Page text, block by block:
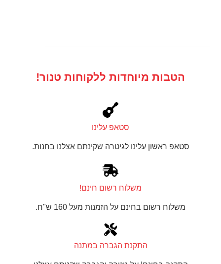
הטבות מיוחדות ללקוחות טנור!
סטאפ עלינו
סטאפ ראשון עלינו לגיטרה שקינתם אצלנו בחנות.
משלוח רשום חינם!
משלוח רשום בחינם על הזמנות מעל 160 ש"ח.
התקנת הגברה במתנה